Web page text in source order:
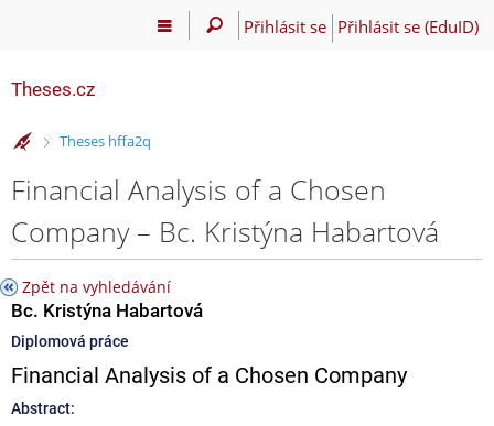
Přihlásit se Přihlásit se (EduID)
Theses.cz
>
Theses hffa2q
Financial Analysis of a Chosen
Company – Bc. Kristýna Habartová
Zpět na vyhledávání
Bc. Kristýna Habartová
Diplomová práce
Financial Analysis of a Chosen Company
Abstract: